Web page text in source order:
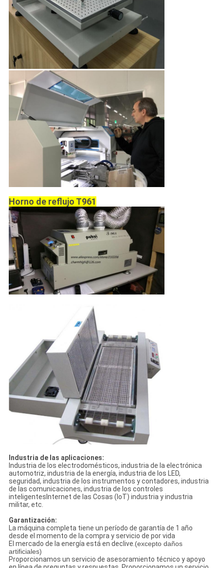
Horno de reflujo T961
Industria de las aplicaciones:
Industria de los electrodomésticos, industria de la electrónica
automotriz, industria de la energía, industria de los LED,
seguridad, industria de los instrumentos y contadores, industria
de las comunicaciones, industria de los controles
inteligentesInternet de las Cosas (IoT) industria y industria
militar, etc.
Garantización:
La máquina completa tiene un período de garantía de 1 año
desde el momento de la compra y servicio de por vida
El mercado de la energía está en declive. (excepto daños
artificiales)
Proporcionamos un servicio de asesoramiento técnico y apoyo